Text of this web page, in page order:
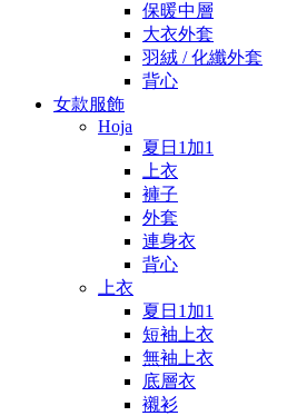
保暖中層
大衣外套
羽絨 / 化纖外套
背心
女款服飾
Hoja
夏日1加1
上衣
褲子
外套
連身衣
背心
上衣
夏日1加1
短袖上衣
無袖上衣
底層衣
襯衫